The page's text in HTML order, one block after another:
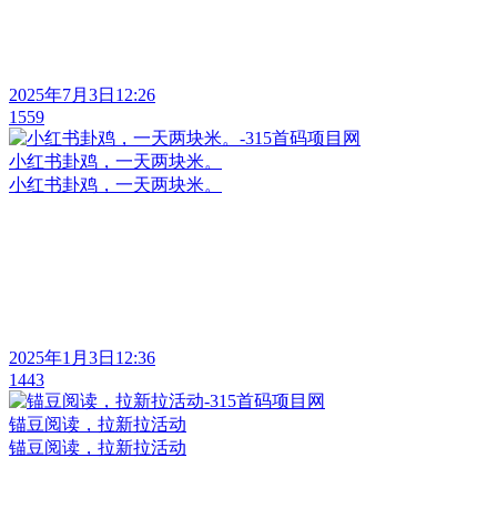
2025年7月3日12:26
1559
小红书卦鸡，一天两块米。
小红书卦鸡，一天两块米。
2025年1月3日12:36
1443
锚豆阅读，拉新拉活动
锚豆阅读，拉新拉活动